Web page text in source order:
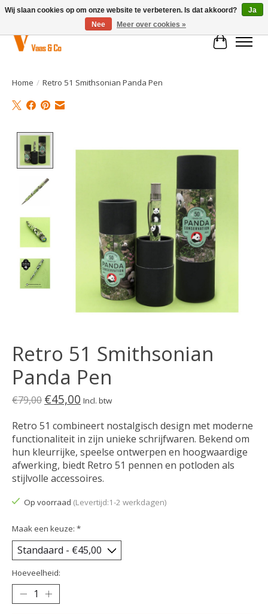
Home / Retro 51 Smithsonian Panda Pen
Retro 51 Smithsonian
Panda Pen
€79,00 €45,00 Incl. btw
Retro 51 combineert nostalgisch design met moderne
functionaliteit in zijn unieke schrijfwaren. Bekend om
hun kleurrijke, speelse ontwerpen en hoogwaardige
afwerking, biedt Retro 51 pennen en potloden als
stijlvolle accessoires.
Op voorraad (Levertijd:1-2 werkdagen)
Maak een keuze: *
Hoeveelheid:
Wij slaan cookies op om onze website te verbeteren. Is dat akkoord?
Ja
Nee
Meer over cookies »